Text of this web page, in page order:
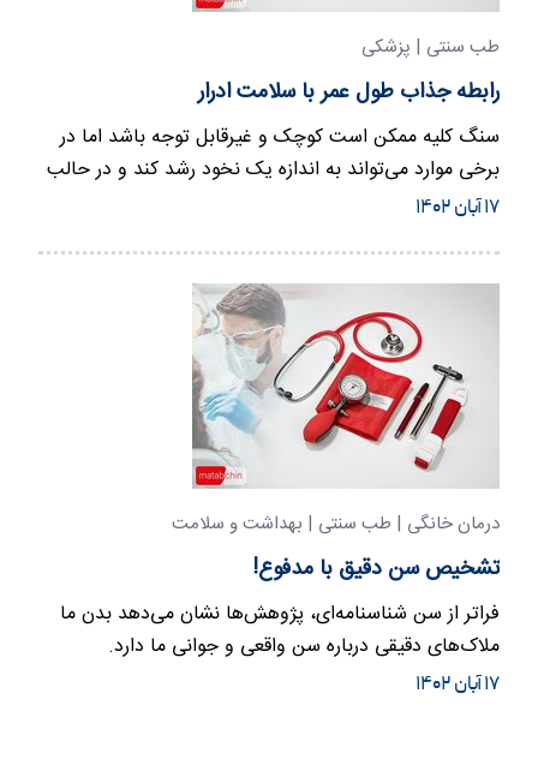
طب سنتی | پزشکی
رابطه جذاب طول عمر با سلامت ادرار
سنگ کلیه ممکن است کوچک و غیرقابل‌ توجه باشد اما در
برخی موارد می‌تواند به اندازه یک نخود رشد کند و در حالب
(لوله‌ای که…
۱۷ آبان ۱۴۰۲
درمان خانگی | طب سنتی | بهداشت و سلامت
تشخیص سن دقیق با مدفوع!
فراتر از سن شناسنامه‌ای، پژوهش‌ها نشان می‌دهد بدن ما
ملاک‌های دقیقی درباره سن واقعی و جوانی ما دارد.
۱۷ آبان ۱۴۰۲